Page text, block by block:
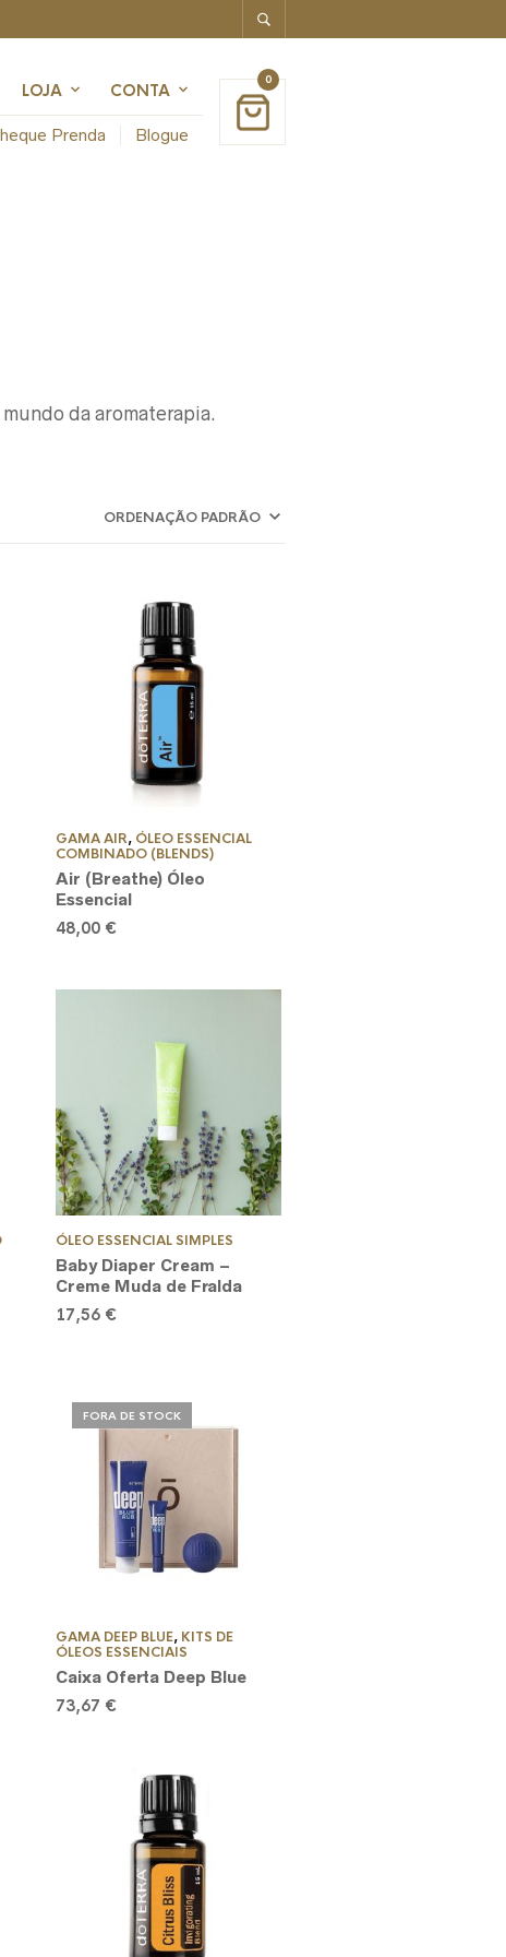
LOJA CONTA
Prenda Blogue
0
da aromaterapia.
GAMA AIR, ÓLEO ESSENCIAL
COMBINADO (BLENDS)
Air (Breathe) Óleo
Essencial
48,00 €
ÓLEO ESSENCIAL SIMPLES
Baby Diaper Cream –
Creme Muda de Fralda
17,56 €
FORA DE STOCK
GAMA DEEP BLUE, KITS DE
ÓLEOS ESSENCIAIS
Caixa Oferta Deep Blue
73,67 €